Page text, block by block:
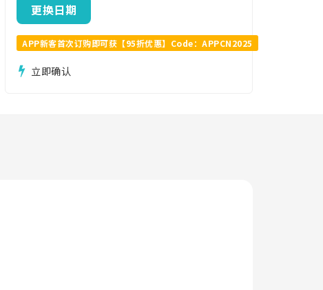
更换日期
APP新客首次订购即可获【95折优惠】Code：APPCN2025
立即确认